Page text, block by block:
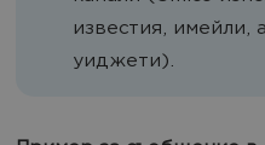
известия, имейли,
уиджети).